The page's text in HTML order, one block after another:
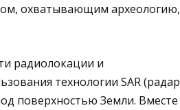
охватывающим археологию,
радиолокации и
технологии SAR (радар
поверхностью Земли. Вместе